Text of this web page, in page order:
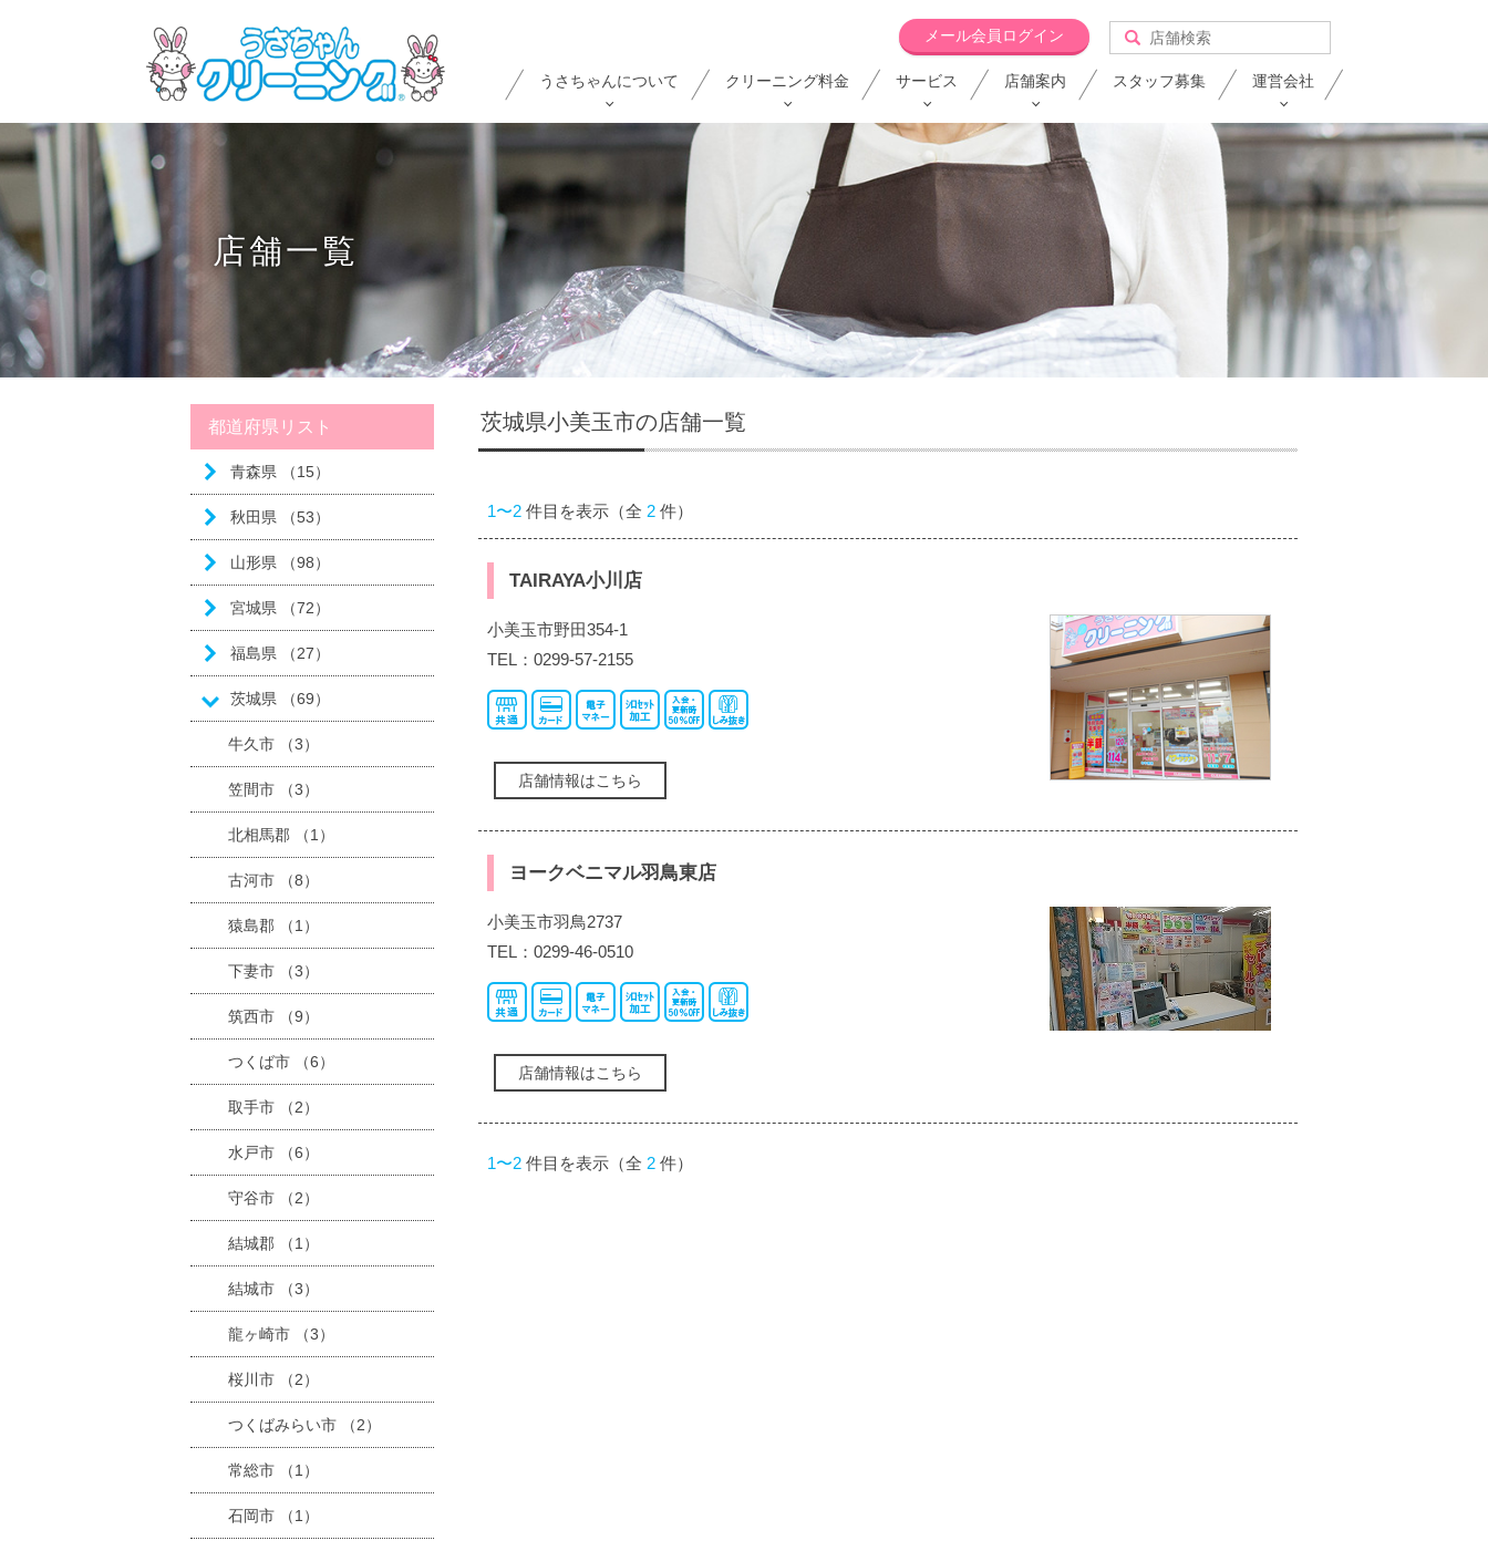
メール会員ログイン
うさちゃんについて クリーニング料金 サービス 店舗案内 スタッフ募集 運営会社
店舗一覧
茨城県小美玉市の店舗一覧
1〜2 件目を表示（全 2 件）
TAIRAYA小川店
小美玉市野田354-1
TEL：0299-57-2155
店舗情報はこちら
ヨークベニマル羽鳥東店
小美玉市羽鳥2737
TEL：0299-46-0510
店舗情報はこちら
1〜2 件目を表示（全 2 件）
都道府県リスト
青森県 （15）
秋田県 （53）
山形県 （98）
宮城県 （72）
福島県 （27）
茨城県 （69）
牛久市 （3）
笠間市 （3）
北相馬郡 （1）
古河市 （8）
猿島郡 （1）
下妻市 （3）
筑西市 （9）
つくば市 （6）
取手市 （2）
水戸市 （6）
守谷市 （2）
結城郡 （1）
結城市 （3）
龍ヶ崎市 （3）
桜川市 （2）
つくばみらい市 （2）
常総市 （1）
石岡市 （1）